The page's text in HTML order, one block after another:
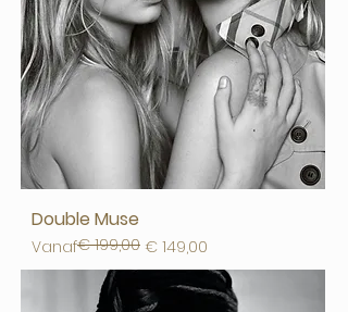
Double Muse
Vanaf
Normale prijs
€ 199,00 € 149,00
Verkoopprijs